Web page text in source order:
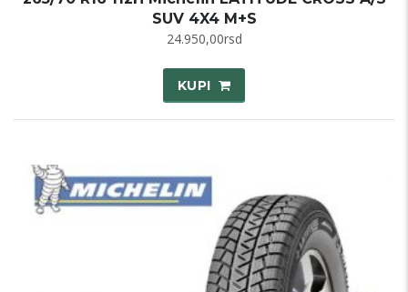
SUV 4X4 M+S
24.950,00rsd
KUPI